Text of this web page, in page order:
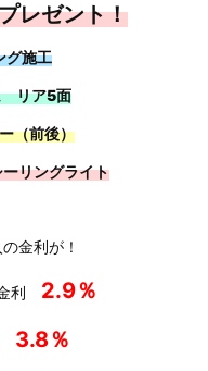
レゼント！
施工
リア5面
（前後）
リングライト
金利が！
利 2.9％
3.8％